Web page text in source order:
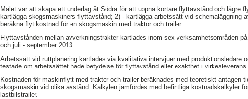
Målet var att skapa ett underlag åt Södra för att uppnå kortare flyttavstånd och lägre
kartlägga skogsmaskiners flyttavstånd; 2) - kartlägga arbetssätt vid schemaläggning
beräkna flyttkostnad för en skogsmaskin med traktor och trailer.
Flyttavstånden mellan avverkningstrakter kartlades inom sex verksamhetsområden
och juli - september 2013.
Arbetssätt vid ruttplanering kartlades via kvalitativa intervjuer med produktionsledare
testade om arbetssättet hade betydelse för flyttavstånd eller exakthet i virkesleverans
Kostnaden för maskinflytt med traktor och trailer beräknades med teoretiskt antagen
skogsmaskin vid olika avstånd. Kalkylen jämfördes med befintliga kostnadskalkyler
lastbilstrailer.